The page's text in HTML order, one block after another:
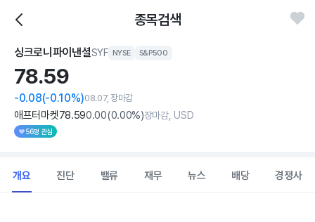
종목검색
싱크로니파이낸셜SYF NYSE S&P500
78.59
-0.08(-0.10%)08.07, 장마감
애프터마켓78.590.00(0.00%)장마감, USD
56명 관심
개요 진단 밸류 재무 뉴스 배당 경쟁사